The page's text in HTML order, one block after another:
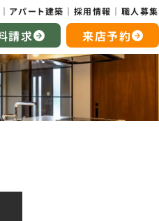
請求 来店予約
アパート建築 採用情報 職人募集